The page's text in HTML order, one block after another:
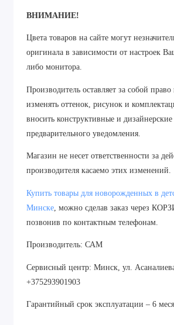
ВНИМАНИЕ!
Цвета товаров на сайте могут
оригинала в зависимости от настроек
либо монитора.
Производитель оставляет за собой право
изменять оттенок, рисунок и
вносить конструктивные и
предварительного уведомления.
Магазин не несет ответственности за
производителя касаемо этих изменений.
Купить товары для новорожденных в
Минске , можно сделав заказ через
позвонив по контактным телефонам.
Производитель: САМ
Сервисный центр: Минск, ул.
+375293901903
Гарантийный срок эксплуатации – 6